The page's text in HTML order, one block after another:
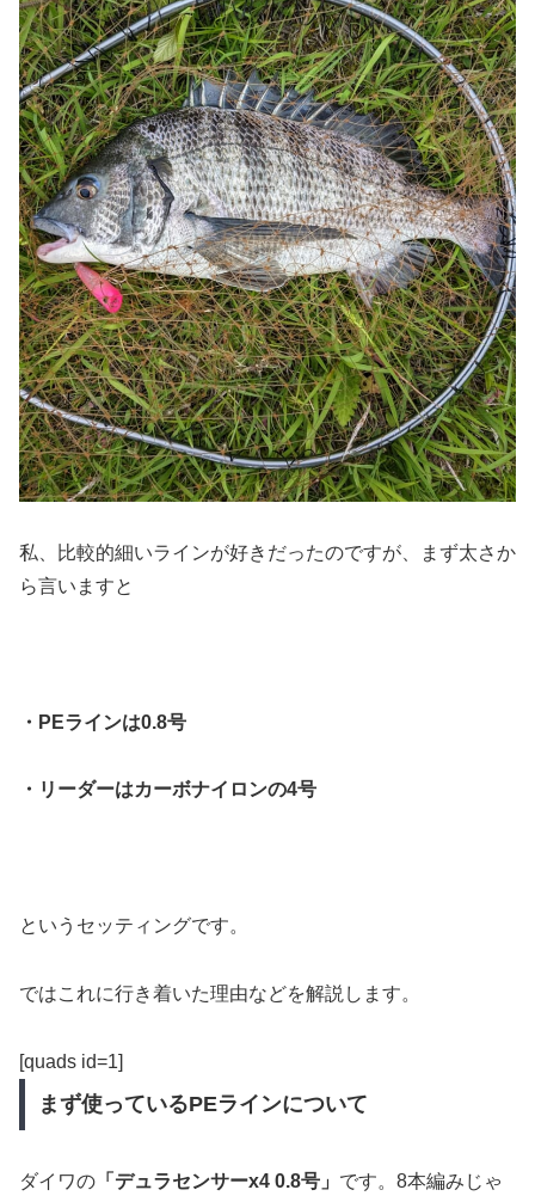
私、比較的細いラインが好きだったのですが、まず太さか
ら言いますと
・PEラインは0.8号
・リーダーはカーボナイロンの4号
というセッティングです。
ではこれに行き着いた理由などを解説します。
[quads id=1]
まず使っているPEラインについて
ダイワの 「デュラセンサーx4 0.8号」 です。8本編みじゃ